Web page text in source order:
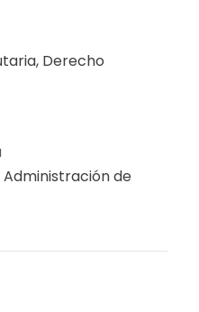
Derecho
de